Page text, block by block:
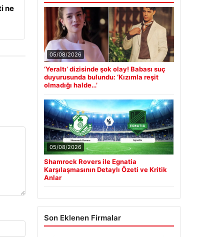
ne
05/08/2026
‘Yeraltı’ dizisinde şok olay! Babası suç
duyurusunda bulundu: ‘Kızımla reşit
olmadığı halde…’
05/08/2026
Shamrock Rovers ile Egnatia
Karşılaşmasının Detaylı Özeti ve Kritik
Anlar
Son Eklenen Firmalar